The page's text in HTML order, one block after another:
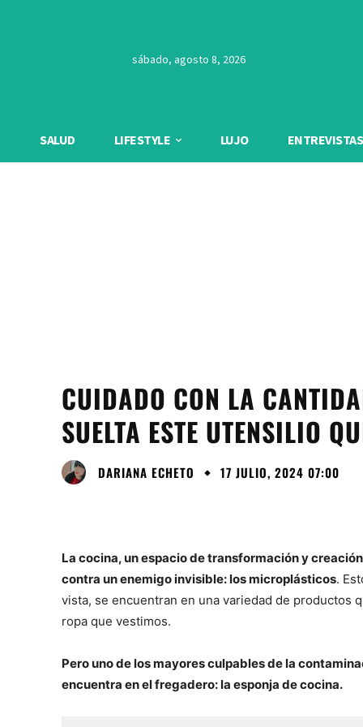
sábado, agosto 8, 2026
SALUD LIFESTYLE LUJO ENTREVISTAS
CUIDADO CON LA
SUELTA ESTE UTENSILIO
DARIANA ECHETO 17 JULIO, 2024 07:00
La cocina, un espacio de transformación y
contra un enemigo invisible: los microplásticos.
vista, se encuentran en una variedad de productos
ropa que vestimos.
Pero uno de los mayores culpables de la
encuentra en el fregadero: la esponja de cocina.